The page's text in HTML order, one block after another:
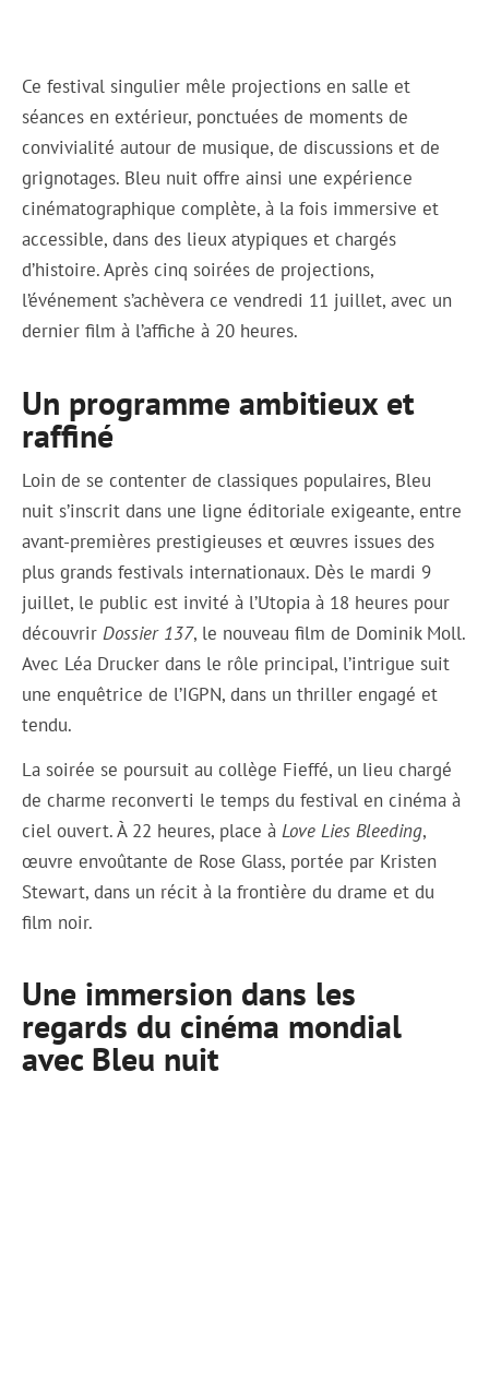
Ce festival singulier mêle projections en salle et
séances en extérieur, ponctuées de moments de
convivialité autour de musique, de discussions et de
grignotages. Bleu nuit offre ainsi une expérience
cinématographique complète, à la fois immersive et
accessible, dans des lieux atypiques et chargés
d’histoire. Après cinq soirées de projections,
l’événement s’achèvera ce vendredi 11 juillet, avec un
dernier film à l’affiche à 20 heures.
Un programme ambitieux et
raffiné
Loin de se contenter de classiques populaires, Bleu
nuit s’inscrit dans une ligne éditoriale exigeante, entre
avant-premières prestigieuses et œuvres issues des
plus grands festivals internationaux. Dès le mardi 9
juillet, le public est invité à l’Utopia à 18 heures pour
découvrirDossier 137, le nouveau film de Dominik Moll.
Avec Léa Drucker dans le rôle principal, l’intrigue suit
une enquêtrice de l’IGPN, dans un thriller engagé et
tendu.
La soirée se poursuit au collège Fieffé, un lieu chargé
de charme reconverti le temps du festival en cinéma à
ciel ouvert. À 22 heures, place àLove Lies Bleeding,
œuvre envoûtante de Rose Glass, portée par Kristen
Stewart, dans un récit à la frontière du drame et du
film noir.
Une immersion dans les
regards du cinéma mondial
avec Bleu nuit